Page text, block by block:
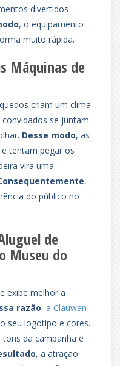
divertidos
, o equipamento
muito rápida.
Máquinas de
criam um clima
convidados se juntam
Desse modo, as
tentam pegar os
vira uma
,
do público no
de
Museu do
exibe melhor a
razão, a Clauwan
seu logotipo e cores.
da campanha e
, a atração